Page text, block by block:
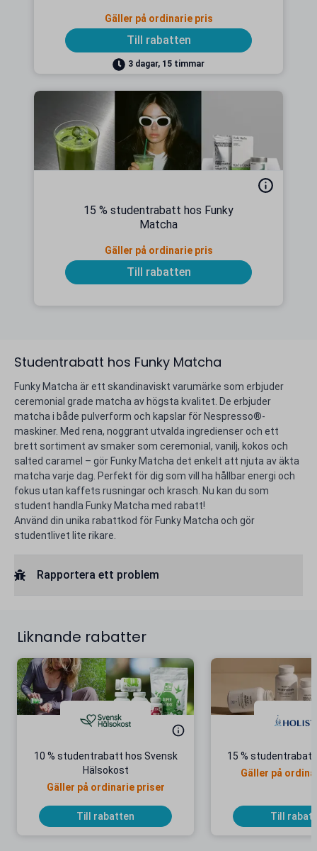
Gäller på ordinarie pris
Till rabatten
3 dagar, 15 timmar
15 % studentrabatt hos Funky
Matcha
Gäller på ordinarie pris
Till rabatten
Studentrabatt hos Funky Matcha
Funky Matcha är ett skandinaviskt varumärke som erbjuder
ceremonial grade matcha av högsta kvalitet. De erbjuder
matcha i både pulverform och kapslar för Nespresso®-
maskiner. Med rena, noggrant utvalda ingredienser och ett
brett sortiment av smaker som ceremonial, vanilj, kokos och
salted caramel – gör Funky Matcha det enkelt att njuta av äkta
matcha varje dag. Perfekt för dig som vill ha hållbar energi och
fokus utan kaffets rusningar och krasch. Nu kan du som
student handla Funky Matcha med rabatt!
Använd din unika rabattkod för Funky Matcha och gör
studentlivet lite rikare.
Rapportera ett problem
Liknande rabatter
10 % studentrabatt hos Svensk
Hälsokost
Gäller på ordinarie priser
Till rabatten
15 %
Gäller på
Till